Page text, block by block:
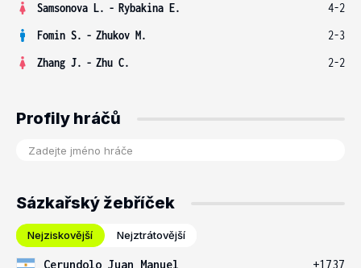
Samsonova L. - Rybakina E.
4-2
Fomin S. - Zhukov M.
2-3
Zhang J. - Zhu C. 2-2
Profily hráčů
Sázkařský žebříček
Nejziskovější Nejztrátovější
Cerundolo Juan Manuel
+1737